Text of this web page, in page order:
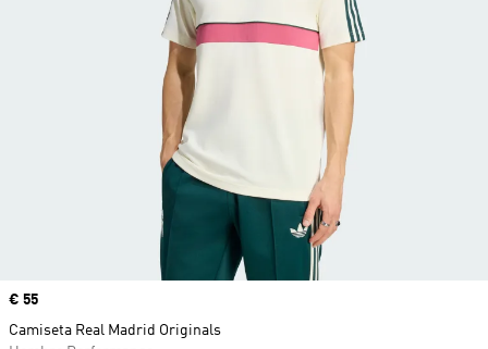
Precio
€ 55
Camiseta Real Madrid Originals